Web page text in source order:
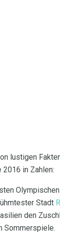
lustigen
in Zahlen:
Stadt
den
Sommerspiele.